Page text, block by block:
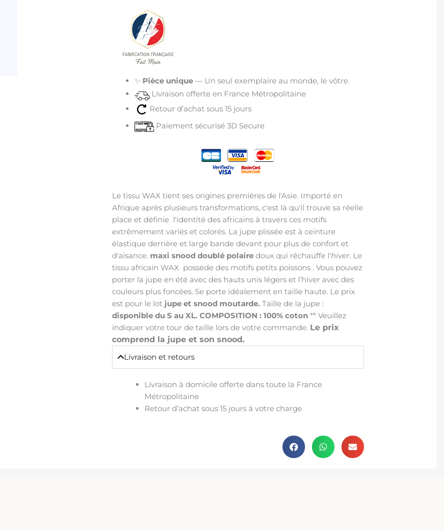
✨ Pièce unique— Un seul exemplaire au monde, le vôtre.
Livraison offerte en France Métropolitaine
Retour d’achat sous 15 jours
Paiement sécurisé 3D Secure
Le tissu WAX tient ses origines premières de l'Asie. Importé en
Afrique après plusieurs transformations, c'est là qu'il trouve sa réelle
place et définie l'identité des africains à travers ces motifs
extrêmement variés et colorés. La jupe plissée est à ceinture
élastique derrière et large bande devant pour plus de confort et
d'aisance. maxi snood doublé polairedoux qui réchauffe l'hiver. Le
tissu africain WAX possède des motifs petits poissons . Vous pouvez
porter la jupe en été avec des hauts unis légers et l’hiver avec des
couleurs plus foncées. Se porte idéalement en taille haute. Le prix
est pour le lot jupe et snood moutarde.Taille de la jupe :
disponible du S au XL. COMPOSITION : 100% coton** Veuillez
indiquer votre tour de taille lors de votre commande. Le prix
comprend la jupe et son snood.
Livraison et retours
Livraison à domicile offerte dans toute la France
Métropolitaine
Retour d’achat sous 15 jours à votre charge